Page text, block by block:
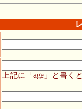
上記に「age」と書く